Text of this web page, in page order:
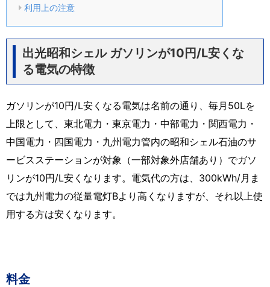
利用上の注意
出光昭和シェル ガソリンが10円/L安くな
る電気の特徴
ガソリンが10円/L安くなる電気は名前の通り、毎月50Lを
上限として、東北電力・東京電力・中部電力・関西電力・
中国電力・四国電力・九州電力管内の昭和シェル石油のサ
ービスステーションが対象（一部対象外店舗あり）でガソ
リンが10円/L安くなります。電気代の方は、300kWh/月ま
では九州電力の従量電灯Bより高くなりますが、それ以上使
用する方は安くなります。
料金